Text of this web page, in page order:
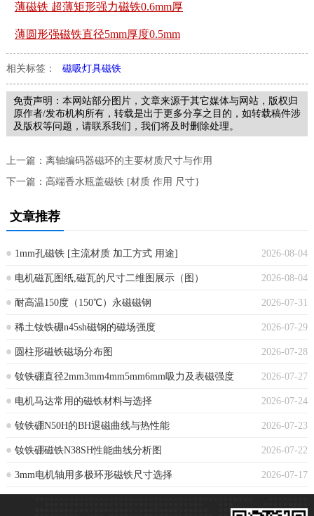
薄磁铁 超薄矩形强力磁铁0.6mm厚
薄圆形强磁铁直径5mm厚度0.5mm
相关标签： 磁吸灯具磁铁
免责声明：本网站部分图片，文章来源于其它媒体与网站，版权归
原作者/发布机构所有，转载是出于更多分享之目的，如转载稿件涉
及版权等问题，请联系我们，我们将及时删除处理。
上一篇： 离轴编码器磁环的主要材质尺寸与作用
下一篇： 高端香水瓶盖磁铁 [材质 作用 尺寸}
文章推荐
2026-08-04
1mm孔磁铁 [主流材质 加工方式 用途]
2026-08-04
电机磁瓦图纸,磁瓦的尺寸二维图展示（图）
2026-07-31
耐高温150度（150℃）永磁磁钢
2026-07-29
稀土钕铁硼n45sh磁钢的磁场强度
2026-07-28
圆柱形磁铁磁场分布图
2026-07-27
钕铁硼直径2mm3mm4mm5mm6mm吸力及表磁强度
2026-07-24
电机马达常用的磁铁材料与选择
2026-07-23
钕铁硼N50H的BH退磁曲线与热性能
2026-07-22
钕铁硼磁铁N38SH性能曲线分析图
2026-07-17
3mm电机轴用多极环形磁铁尺寸选择